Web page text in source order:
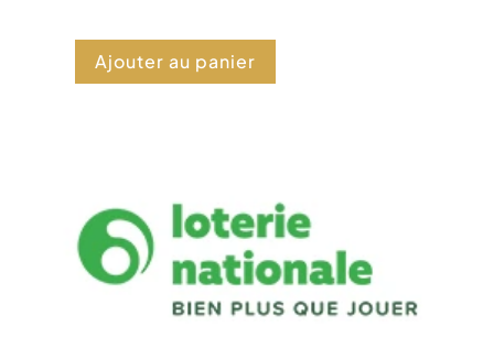
quantitéAjouter au panier